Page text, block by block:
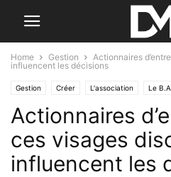
Home Gestion
Actionnaires
influencent les décisions
Gestion Créer L'association Le
Actionnaires
ces visages
influencent les